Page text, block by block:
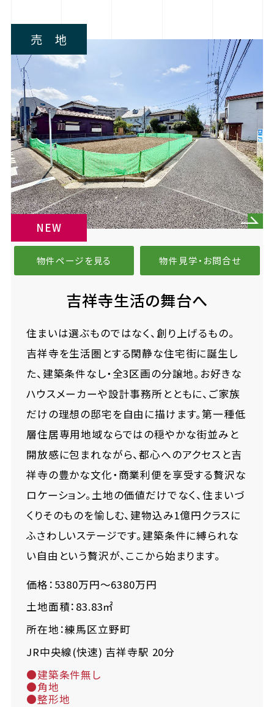
売 地
NEW
物件ページを見る 物件見学・お問合せ
吉祥寺生活の舞台へ
住まいは選ぶものではなく、創り上げるもの。
吉祥寺を生活圏とする閑静な住宅街に誕生し
た、建築条件なし・全3区画の分譲地。お好きな
ハウスメーカーや設計事務所とともに、ご家族
だけの理想の邸宅を自由に描けます。第一種低
層住居専用地域ならではの穏やかな街並みと
開放感に包まれながら、都心へのアクセスと吉
祥寺の豊かな文化・商業利便を享受する贅沢な
ロケーション。土地の価値だけでなく、住まいづ
くりそのものを愉しむ、建物込み1億円クラスに
ふさわしいステージです。建築条件に縛られな
い自由という贅沢が、ここから始まります。
価格：5380万円～6380万円
土地面積：83.83㎡
所在地：練馬区立野町
JR中央線(快速) 吉祥寺駅 20分
●建築条件無し
●角地
●整形地